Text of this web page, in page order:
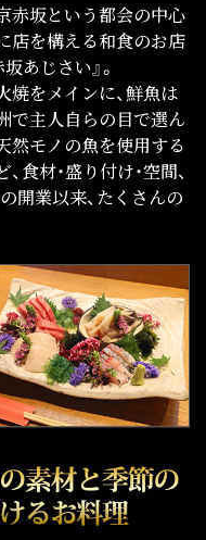
赤坂という都会の中心
店を構える和食のお店
坂あじさい』。
焼をメインに、鮮魚は
で主人自らの目で選ん
然モノの魚を使用する
、食材・盛り付け・空間、
開業以来、たくさんの